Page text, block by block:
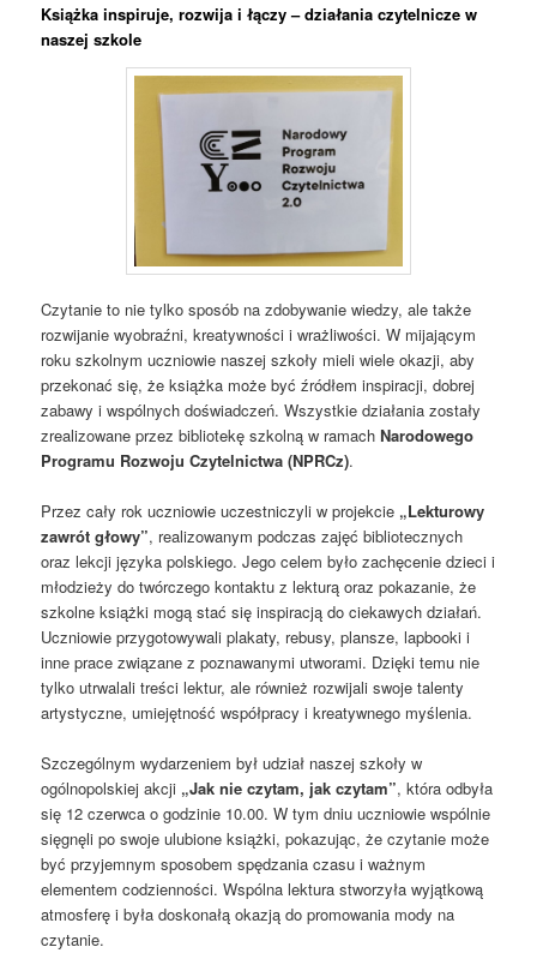
Książka inspiruje, rozwija i łączy – działania czytelnicze w
naszej szkole
Czytanie to nie tylko sposób na zdobywanie wiedzy, ale także
rozwijanie wyobraźni, kreatywności i wrażliwości. W mijającym
roku szkolnym uczniowie naszej szkoły mieli wiele okazji, aby
przekonać się, że książka może być źródłem inspiracji, dobrej
zabawy i wspólnych doświadczeń. Wszystkie działania zostały
zrealizowane przez bibliotekę szkolną w ramachNarodowego
Programu Rozwoju Czytelnictwa (NPRCz).
Przez cały rok uczniowie uczestniczyli w projekcie „Lekturowy
zawrót głowy”, realizowanym podczas zajęć bibliotecznych
oraz lekcji języka polskiego. Jego celem było zachęcenie dzieci i
młodzieży do twórczego kontaktu z lekturą oraz pokazanie, że
szkolne książki mogą stać się inspiracją do ciekawych działań.
Uczniowie przygotowywali plakaty, rebusy, plansze, lapbooki i
inne prace związane z poznawanymi utworami. Dzięki temu nie
tylko utrwalali treści lektur, ale również rozwijali swoje talenty
artystyczne, umiejętność współpracy i kreatywnego myślenia.
Szczególnym wydarzeniem był udział naszej szkoły w
ogólnopolskiej akcji „Jak nie czytam, jak czytam”, która odbyła
się 12 czerwca o godzinie 10.00. W tym dniu uczniowie wspólnie
sięgnęli po swoje ulubione książki, pokazując, że czytanie może
być przyjemnym sposobem spędzania czasu i ważnym
elementem codzienności. Wspólna lektura stworzyła wyjątkową
atmosferę i była doskonałą okazją do promowania mody na
czytanie.